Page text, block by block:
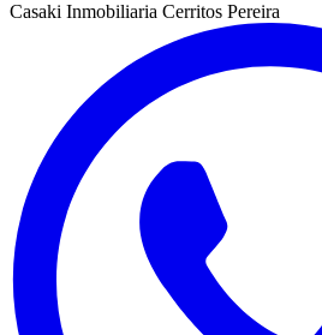
Casaki Inmobiliaria Cerritos Pereira